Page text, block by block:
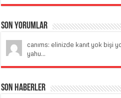
Son Yorumlar
canıms: elinizde kanıt yok bişi
yahu...
Son Haberler